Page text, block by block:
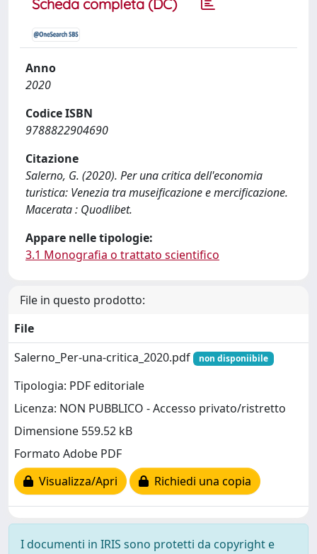
Scheda completa (DC)
Anno
2020
Codice ISBN
9788822904690
Citazione
Salerno, G. (2020). Per una critica dell'economia
turistica: Venezia tra museificazione e mercificazione.
Macerata : Quodlibet.
Appare nelle tipologie:
3.1 Monografia o trattato scientifico
File in questo prodotto:
File
Salerno_Per-una-critica_2020.pdf
non disponiibile
Tipologia: PDF editoriale
Licenza: NON PUBBLICO - Accesso privato/ristretto
Dimensione 559.52 kB
Formato Adobe PDF
Visualizza/Apri
Richiedi una copia
I documenti in IRIS sono protetti da copyright e